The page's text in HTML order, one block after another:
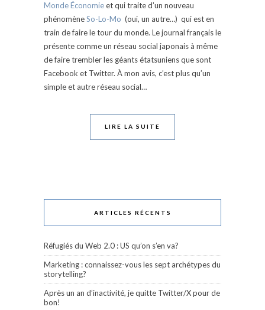
Monde Économieet qui traite d’un nouveau
phénomèneSo-Lo-Mo (oui, un autre…) qui est en
train de faire le tour du monde. Le journal français le
présente comme un réseau social japonais à même
de faire trembler les géants étatsuniens que sont
Facebook et Twitter. À mon avis, c’est plus qu’un
simple et autre réseau social…
LIRE LA SUITE
ARTICLES RÉCENTS
Réfugiés du Web 2.0 : US qu’on s’en va?
Marketing : connaissez-vous les sept archétypes du
storytelling?
Après un an d’inactivité, je quitte Twitter/X pour de
bon!